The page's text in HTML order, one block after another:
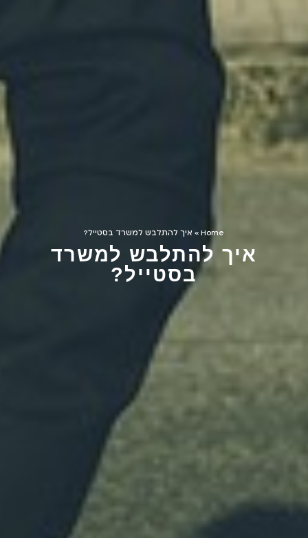
Home
» איך להתלבש למשרד בסטייל?
איך להתלבש למשרד
בסטייל?